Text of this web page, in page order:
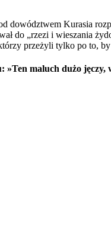
dowództwem Kurasia
do „rzezi i wieszania
przeżyli tylko po to,
»Ten maluch dużo